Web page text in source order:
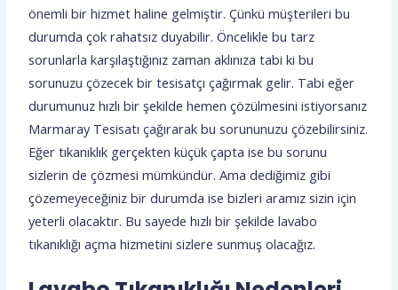
önemli bir hizmet haline gelmiştir. Çünkü müşterileri bu
durumda çok rahatsız duyabilir. Öncelikle bu tarz
sorunlarla karşılaştığınız zaman aklınıza tabi ki bu
sorunuzu çözecek bir tesisatçı çağırmak gelir. Tabi eğer
durumunuz hızlı bir şekilde hemen çözülmesini istiyorsanız
Marmaray Tesisatı çağırarak bu sorununuzu çözebilirsiniz.
Eğer tıkanıklık gerçekten küçük çapta ise bu sorunu
sizlerin de çözmesi mümkündür. Ama dediğimiz gibi
çözemeyeceğiniz bir durumda ise bizleri aramız sizin için
yeterli olacaktır. Bu sayede hızlı bir şekilde lavabo
tıkanıklığı açma hizmetini sizlere sunmuş olacağız.